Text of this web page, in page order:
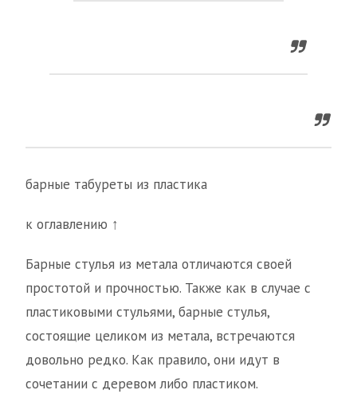
барные табуреты из пластика
к оглавлению ↑
Барные стулья из метала отличаются своей
простотой и прочностью. Также как в случае с
пластиковыми стульями, барные стулья,
состоящие целиком из метала, встречаются
довольно редко. Как правило, они идут в
сочетании с деревом либо пластиком.